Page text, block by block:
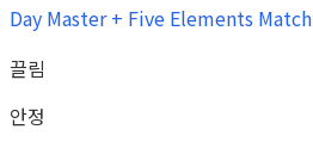
Day Master + Five Elements Match
끌림
안정